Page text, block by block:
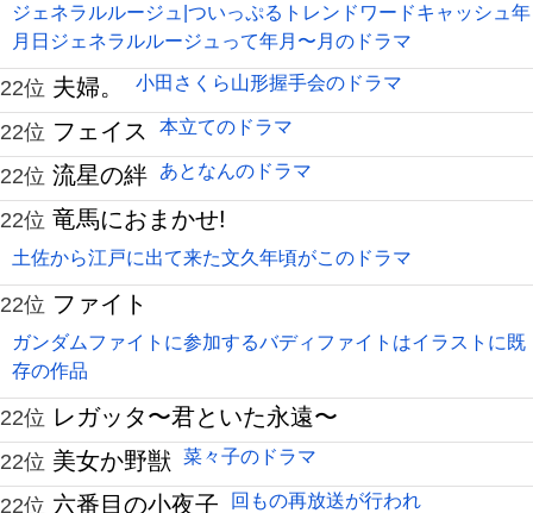
ジェネラルルージュ|ついっぷるトレンドワードキャッシュ年
月日ジェネラルルージュって年月〜月のドラマ
22位 夫婦。 小田さくら山形握手会のドラマ
22位 フェイス 本立てのドラマ
22位 流星の絆 あとなんのドラマ
22位 竜馬におまかせ!
土佐から江戸に出て来た文久年頃がこのドラマ
22位 ファイト
ガンダムファイトに参加するバディファイトはイラストに既
存の作品
22位 レガッタ〜君といた永遠〜
22位 美女か野獣 菜々子のドラマ
22位 六番目の小夜子 回もの再放送が行われ